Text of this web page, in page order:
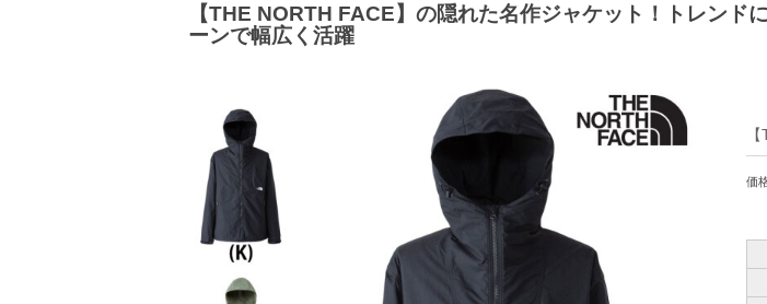
【THE NORTH FACE】の隠れた名作ジャケット！トレン
ーンで幅広く活躍
価